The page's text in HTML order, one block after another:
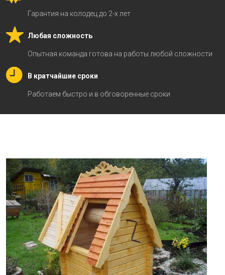
Гарантия на колодец до 2-х лет
Любая сложность
Опытная команда готова на работы любой сложности
В кратчайшие сроки
Работаем быстро и в обговоренные сроки